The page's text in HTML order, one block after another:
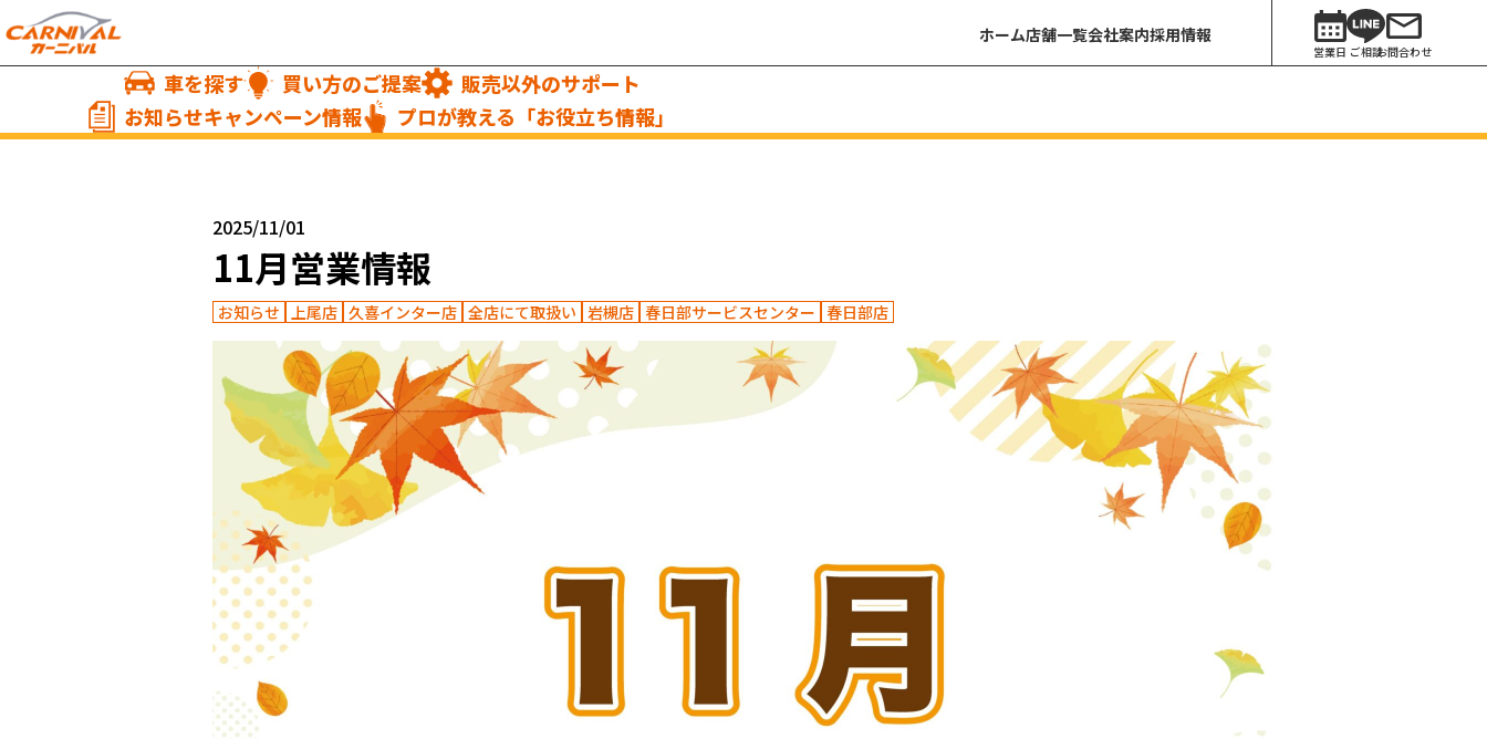
ホーム店舗一覧会社案内採用情報
営業日 ご相談お問合わせ
車を探す 買い方のご提案
販売以外のサポート
お知らせキャンペーン情報
プロが教える「お役立ち情報」
2025/11/01
11月営業情報
お知らせ 上尾店 久喜インター店 全店にて取扱い 岩槻店 春日部サービスセンター 春日部店